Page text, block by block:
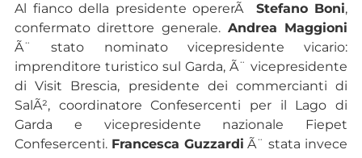
Al fianco della presidente opererÃ Stefano Boni,
confermato direttore generale. Andrea Maggioni
Ã¨ stato nominato vicepresidente vicario:
imprenditore turistico sul Garda, Ã¨ vicepresidente
di Visit Brescia, presidente dei commercianti di
SalÃ², coordinatore Confesercenti per il Lago di
Garda e vicepresidente nazionale Fiepet
Confesercenti. Francesca Guzzardi Ã¨ stata invece